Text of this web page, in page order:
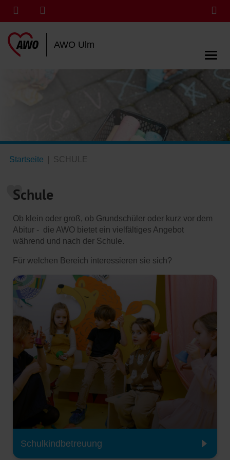
AWO Ulm
Startseite SCHULE
Schule
Ob klein oder groß, ob Grundschüler oder kurz vor dem
Abitur - die AWO bietet ein vielfältiges Angebot
während und nach der Schule.
Für welchen Bereich interessieren sie sich?
Schulkindbetreuung